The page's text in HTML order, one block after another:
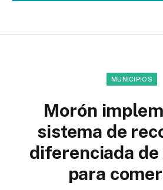
MUNICIPIOS
Morón
sistema de
diferenciada
para